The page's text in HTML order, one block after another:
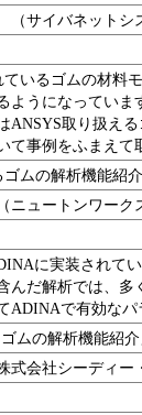
サイバネットシ
ているゴムの材料
ようになっていま
ANSYS取り扱え
て事例をふまえて
ムの解析機能紹
ュートンワーク
に実装されて
んだ解析では、
ADINAで有効な
ムの解析機能紹
社シーディー